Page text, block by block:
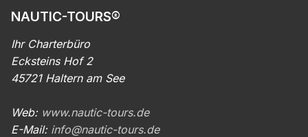
NAUTIC-TOURS®
Ihr Charterbüro
Ecksteins Hof 2
45721 Haltern am See
Web: www.nautic-tours.de
E-Mail: info@nautic-tours.de